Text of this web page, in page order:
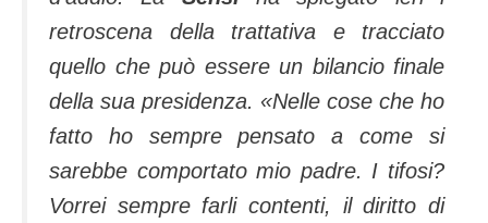
retroscena della trattativa e tracciato
quello che può essere un bilancio finale
della sua presidenza. «Nelle cose che ho
fatto ho sempre pensato a come si
sarebbe comportato mio padre. I tifosi?
Vorrei sempre farli contenti, il diritto di